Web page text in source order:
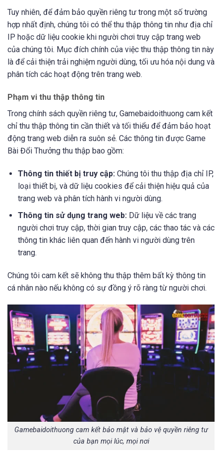
Tuy nhiên, để đảm bảo quyền riêng tư trong một số trường
hợp nhất định, chúng tôi có thể thu thập thông tin như địa chỉ
IP hoặc dữ liệu cookie khi người chơi truy cập trang web
của chúng tôi. Mục đích chính của việc thu thập thông tin này
là để cải thiện trải nghiệm người dùng, tối ưu hóa nội dung và
phân tích các hoạt động trên trang web.
Phạm vi thu thập thông tin
Trong chính sách quyền riêng tư, Gamebaidoithuong cam kết
chỉ thu thập thông tin cần thiết và tối thiểu để đảm bảo hoạt
động trang web diễn ra suôn sẻ. Các thông tin được Game
Bài Đổi Thưởng thu thập bao gồm:
Thông tin thiết bị truy cập:Chúng tôi thu thập địa chỉ IP,
loại thiết bị, và dữ liệu cookies để cải thiện hiệu quả của
trang web và phân tích hành vi người dùng.
Thông tin sử dụng trang web:Dữ liệu về các trang
người chơi truy cập, thời gian truy cập, các thao tác và các
thông tin khác liên quan đến hành vi người dùng trên
trang.
Chúng tôi cam kết sẽ không thu thập thêm bất kỳ thông tin
cá nhân nào nếu không có sự đồng ý rõ ràng từ người chơi.
Gamebaidoithuong cam kết bảo mật và bảo vệ quyền riêng tư
của bạn mọi lúc, mọi nơi